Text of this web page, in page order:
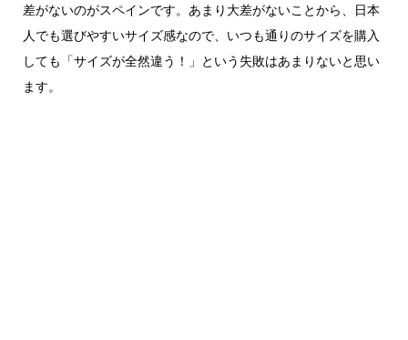
差がないのがスペインです。あまり大差がないことから、日本
人でも選びやすいサイズ感なので、いつも通りのサイズを購入
しても「サイズが全然違う！」という失敗はあまりないと思い
ます。